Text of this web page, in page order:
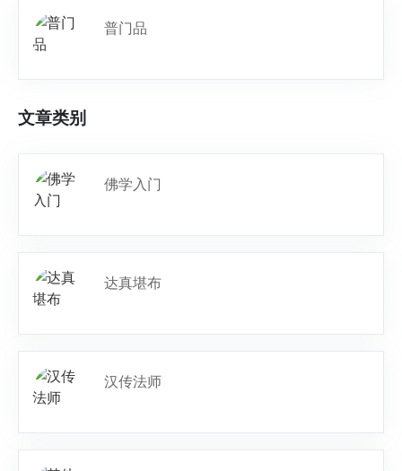
普门品
文章类别
佛学入门
达真堪布
汉传法师